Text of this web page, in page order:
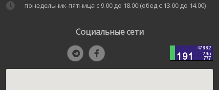
понедельник-пятница с 9.00 до 18.00 (обед с 13.00 до 14.00)
Социальные сети